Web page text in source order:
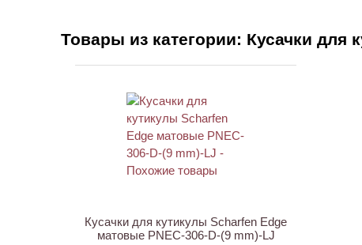
Товары из категории: Кусачки для
Кусачки для кутикулы Scharfen Edge
матовые PNEC-306-D-(9 mm)-LJ